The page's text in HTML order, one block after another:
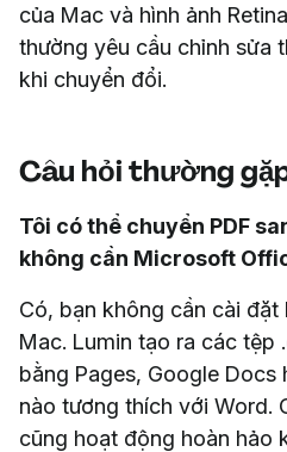
của Mac và hình ảnh
thường yêu cầu chỉnh sửa
khi chuyển đổi.
Câu hỏi thường
Tôi có thể chuyển PDF
không cần Microsoft
Có, bạn không cần cài
Mac. Lumin tạo ra các tệp
bằng Pages, Google
nào tương thích với Word.
cũng hoạt động hoàn hảo